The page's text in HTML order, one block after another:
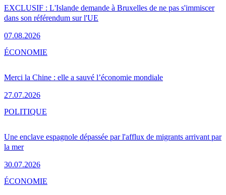
EXCLUSIF : L'Islande demande à Bruxelles de ne pas s'immiscer
dans son référendum sur l'UE
07.08.2026
Merci la Chine : elle a sauvé l’économie mondiale
27.07.2026
ÉCONOMIE
Une enclave espagnole dépassée par l'afflux de migrants arrivant par
la mer
30.07.2026
POLITIQUE
ÉCONOMIE